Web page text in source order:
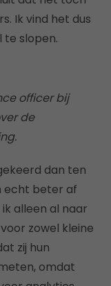
Ik vind het dus
te slopen.
officer bij
de
dan ten
echt beter af
alleen al naar
zowel kleine
zij hun
omdat